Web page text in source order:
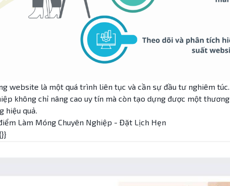
website là một quá trình liên tục và cần sự đầu tư nghiêm túc.
không chỉ nâng cao uy tín mà còn tạo dựng được một thương
hiệu quả.
Làm Móng Chuyên Nghiệp - Đặt Lịch Hẹn